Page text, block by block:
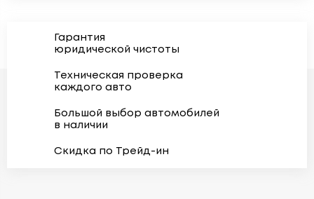
Гарантия
юридической чистоты
Техническая проверка
каждого авто
Большой выбор автомобилей
в наличии
Скидка по Трейд-ин